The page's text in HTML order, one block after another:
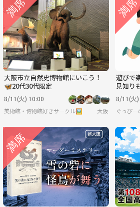
大阪市立自然史博物館にいこう！
🦋20代30代限定
8/11(火) 10:00
美術館・博物館好きサークル🖼️ 大阪
遊びで
見知り
てね♪
8/11(火
ぐっぴ